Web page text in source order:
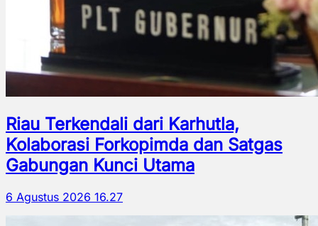
Riau Terkendali dari Karhutla,
Kolaborasi Forkopimda dan Satgas
Gabungan Kunci Utama
6 Agustus 2026 16.27